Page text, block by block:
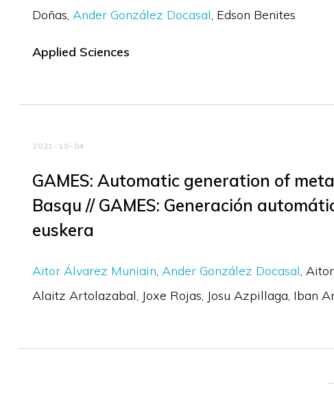
Doñas Ander González Docasal Edson Benites
Applied Sciences
2021-10-04
GAMES: Automatic generation of
Basqu // GAMES: Generación
euskera
Aitor Álvarez Muniain Ander González Docasal
Alaitz Artolazabal Joxe Rojas Josu Azpillaga Iban